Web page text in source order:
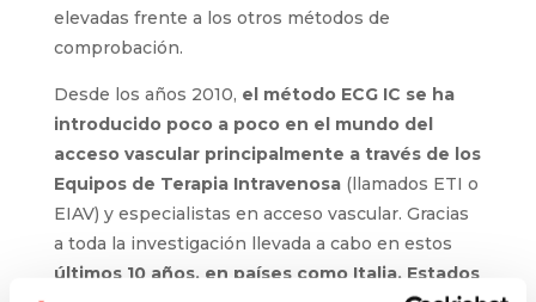
ECG-IC, debido a que es el método
intraprocedimiento más seguro, sencillo,
punta es ECG-IC.
Las ventajas que este presenta para el
profesional, paciente e institución sanitaria son
elevadas frente a los otros métodos de
comprobación.
Desde los años 2010,el método ECG IC se ha